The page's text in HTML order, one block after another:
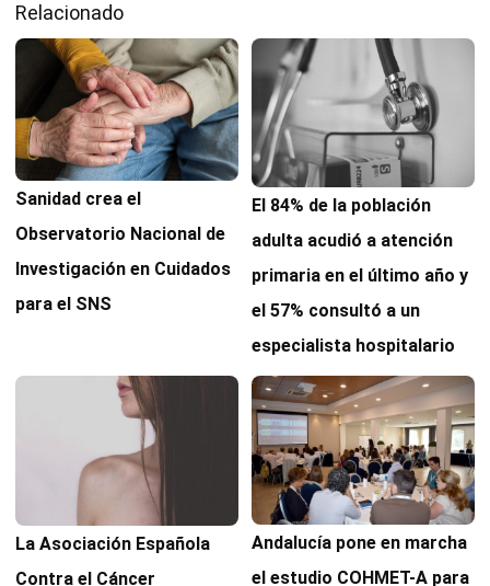
Relacionado
Sanidad crea el
Observatorio Nacional de
Investigación en Cuidados
para el SNS
El 84% de la población
adulta acudió a atención
primaria en el último año y
el 57% consultó a un
especialista hospitalario
La Asociación Española
Contra el Cáncer
Andalucía pone en marcha
el estudio COHMET-A para